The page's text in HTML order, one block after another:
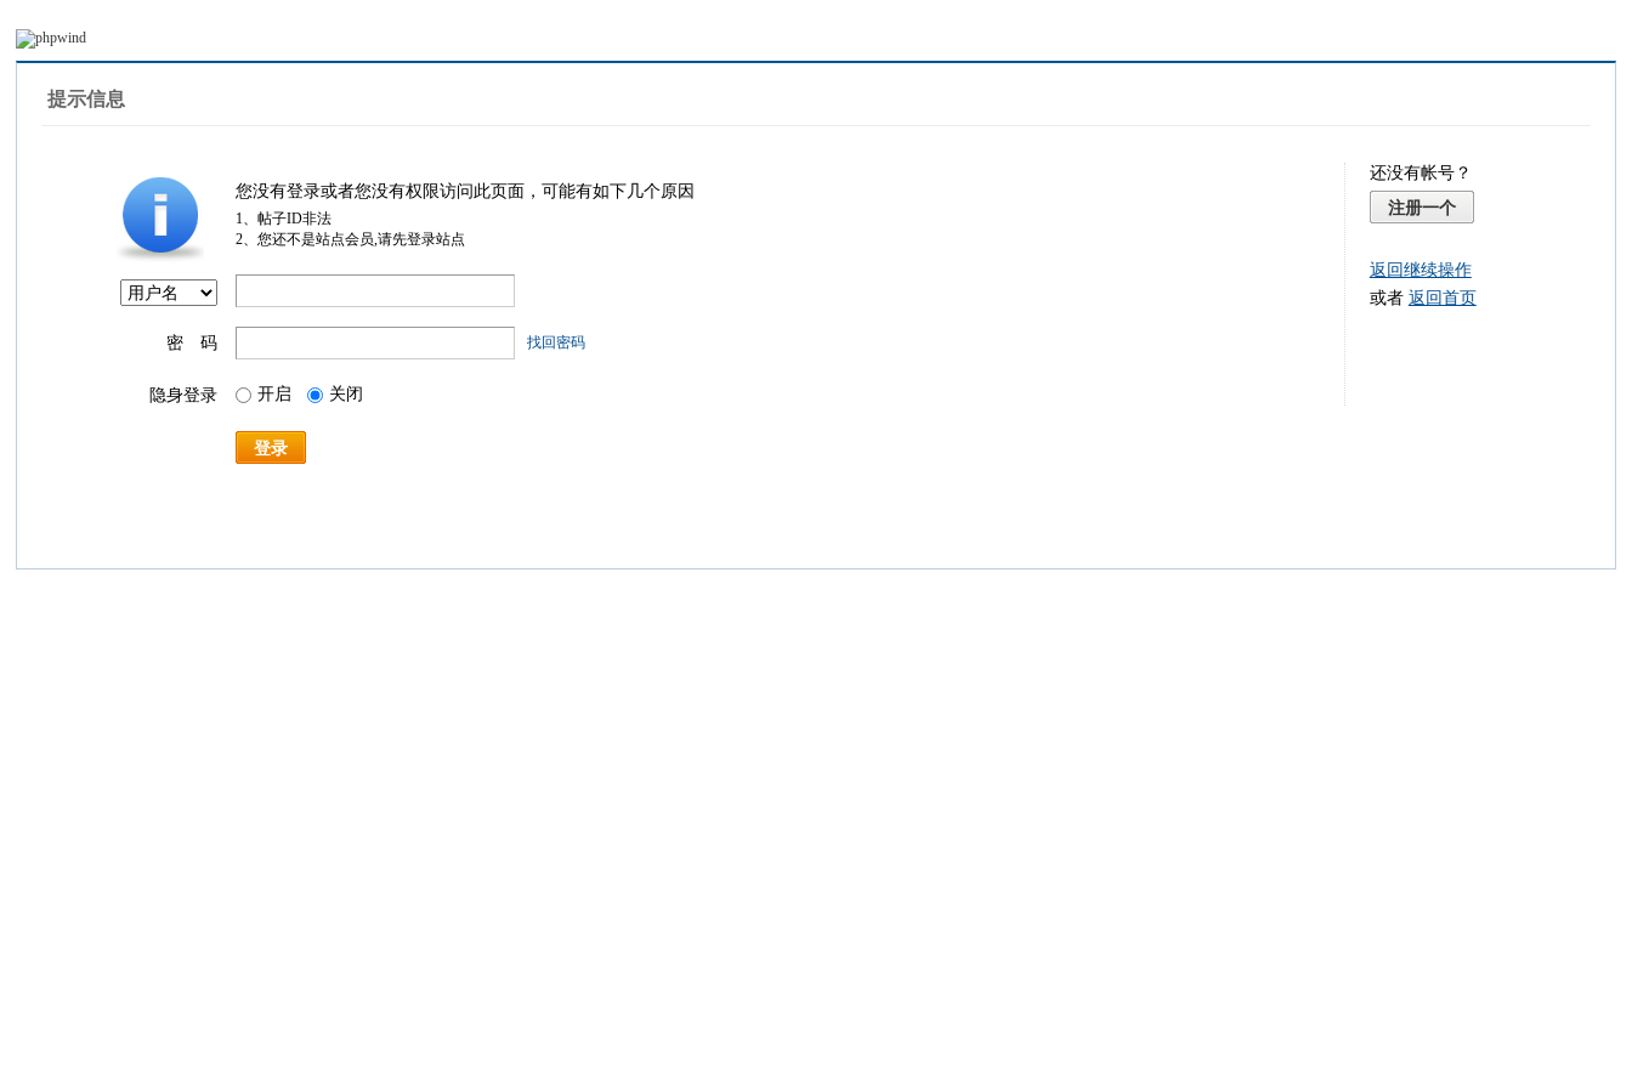
提示信息
您没有登录或者您没有权限访问此页面，可能有如下几个原因
1、帖子ID非法
2、您还不是站点会员,请先登录站点
密 码 找回密码
隐身登录 开启 关闭
登录
还没有帐号？
注册一个
返回继续操作
或者 返回首页